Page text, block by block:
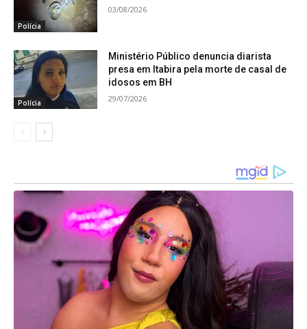
durante a coletiva. Agora, a ordem judicial foi
cumprida.
Lindiomar Reis
Polícia
03/08/2026
Polícia
Ministério Público denuncia diarista
presa em Itabira pela morte de casal de
idosos em BH
29/07/2026